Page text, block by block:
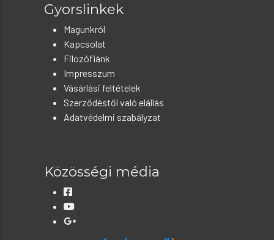
Gyorslinkek
Magunkról
Kapcsolat
Filozófiánk
Impresszum
Vásárlási feltételek
Szerződéstől való elállás
Adatvédelmi szabályzat
Közösségi média